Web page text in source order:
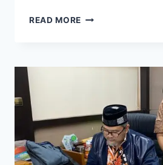
READ MORE